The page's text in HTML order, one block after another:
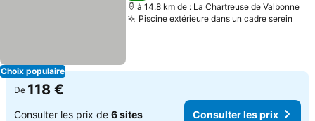
Choix populaire
à 14.8 km de : La Chartreuse de Valbonne
Piscine extérieure dans un cadre serein
De 118 €
Consulter les prix de 6 sites Consulter les prix